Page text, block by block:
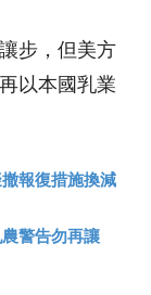
步，但美方
以本國乳業
報復措施換減
警告勿再讓